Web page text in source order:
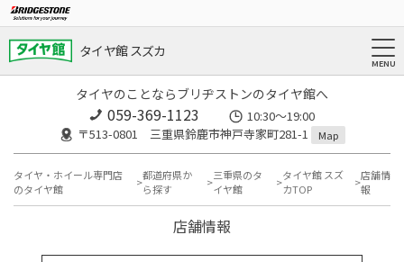
タイヤ館 スズカ
タイヤのことならブリヂストンのタイヤ館へ
059-369-1123
10:30～19:00
〒513-0801 三重県鈴鹿市神戸寺家町281-1
Map
タイヤ・ホイール専門店
のタイヤ館
都道府県か
ら探す
三重県のタ
イヤ館
タイヤ館 スズ
カTOP
店舗情
報
店舗情報